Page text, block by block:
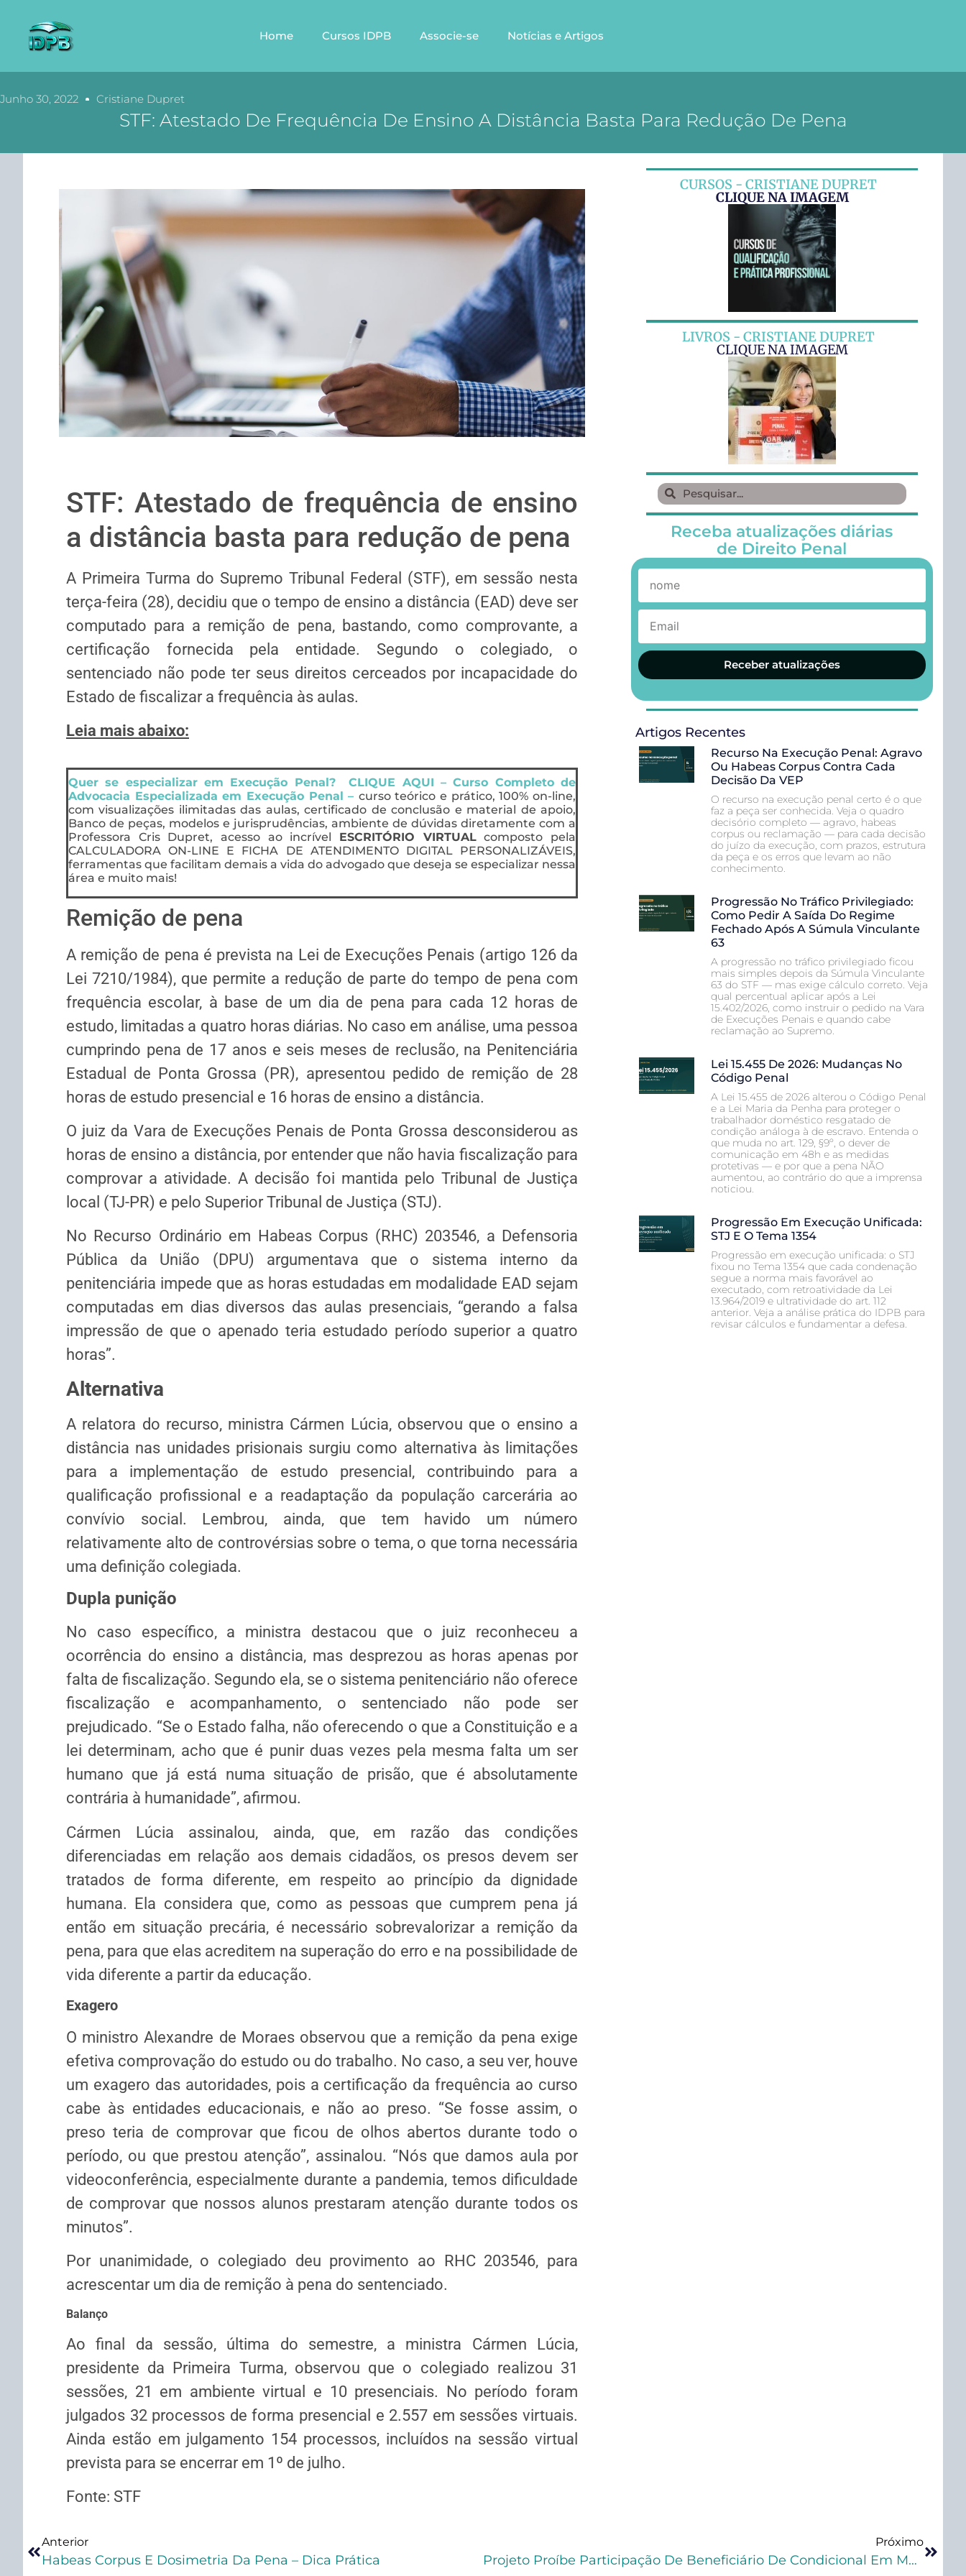
Home Cursos IDPB Associe-se Notícias e Artigos
Junho 30, 2022 Cristiane Dupret
STF: Atestado De Frequência De Ensino A Distância Basta Para Redução De Pena
STF: Atestado de frequência de ensino
a distância basta para redução de pena
A Primeira Turma do Supremo Tribunal Federal (STF), em sessão nesta
terça-feira (28), decidiu que o tempo de ensino a distância (EAD) deve ser
computado para a remição de pena, bastando, como comprovante, a
certificação fornecida pela entidade. Segundo o colegiado, o
sentenciado não pode ter seus direitos cerceados por incapacidade do
Estado de fiscalizar a frequência às aulas.
Leia mais abaixo:
Quer se especializar em Execução Penal? CLIQUE AQUI – Curso Completo de
Advocacia Especializada em Execução Penal – curso teórico e prático, 100% on-line,
com visualizações ilimitadas das aulas, certificado de conclusão e material de apoio,
Banco de peças, modelos e jurisprudências, ambiente de dúvidas diretamente com a
Professora Cris Dupret, acesso ao incrível ESCRITÓRIO VIRTUALcomposto pela
CALCULADORA ON-LINE E FICHA DE ATENDIMENTO DIGITAL PERSONALIZÁVEIS,
ferramentas que facilitam demais a vida do advogado que deseja se especializar nessa
área e muito mais!
Remição de pena
A remição de pena é prevista na Lei de Execuções Penais (artigo 126 da
Lei 7210/1984), que permite a redução de parte do tempo de pena com
frequência escolar, à base de um dia de pena para cada 12 horas de
estudo, limitadas a quatro horas diárias. No caso em análise, uma pessoa
cumprindo pena de 17 anos e seis meses de reclusão, na Penitenciária
Estadual de Ponta Grossa (PR), apresentou pedido de remição de 28
horas de estudo presencial e 16 horas de ensino a distância.
O juiz da Vara de Execuções Penais de Ponta Grossa desconsiderou as
horas de ensino a distância, por entender que não havia fiscalização para
comprovar a atividade. A decisão foi mantida pelo Tribunal de Justiça
local (TJ-PR) e pelo Superior Tribunal de Justiça (STJ).
No Recurso Ordinário em Habeas Corpus (RHC) 203546, a Defensoria
Pública da União (DPU) argumentava que o sistema interno da
penitenciária impede que as horas estudadas em modalidade EAD sejam
computadas em dias diversos das aulas presenciais, “gerando a falsa
impressão de que o apenado teria estudado período superior a quatro
horas”.
Alternativa
A relatora do recurso, ministra Cármen Lúcia, observou que o ensino a
distância nas unidades prisionais surgiu como alternativa às limitações
para a implementação de estudo presencial, contribuindo para a
qualificação profissional e a readaptação da população carcerária ao
convívio social. Lembrou, ainda, que tem havido um número
relativamente alto de controvérsias sobre o tema, o que torna necessária
uma definição colegiada.
Dupla punição
No caso específico, a ministra destacou que o juiz reconheceu a
ocorrência do ensino a distância, mas desprezou as horas apenas por
falta de fiscalização. Segundo ela, se o sistema penitenciário não oferece
fiscalização e acompanhamento, o sentenciado não pode ser
prejudicado. “Se o Estado falha, não oferecendo o que a Constituição e a
lei determinam, acho que é punir duas vezes pela mesma falta um ser
humano que já está numa situação de prisão, que é absolutamente
contrária à humanidade”, afirmou.
Cármen Lúcia assinalou, ainda, que, em razão das condições
diferenciadas em relação aos demais cidadãos, os presos devem ser
tratados de forma diferente, em respeito ao princípio da dignidade
humana. Ela considera que, como as pessoas que cumprem pena já
então em situação precária, é necessário sobrevalorizar a remição da
pena, para que elas acreditem na superação do erro e na possibilidade de
vida diferente a partir da educação.
Exagero
O ministro Alexandre de Moraes observou que a remição da pena exige
efetiva comprovação do estudo ou do trabalho. No caso, a seu ver, houve
um exagero das autoridades, pois a certificação da frequência ao curso
cabe às entidades educacionais, e não ao preso. “Se fosse assim, o
preso teria de comprovar que ficou de olhos abertos durante todo o
período, ou que prestou atenção”, assinalou. “Nós que damos aula por
videoconferência, especialmente durante a pandemia, temos dificuldade
de comprovar que nossos alunos prestaram atenção durante todos os
minutos”.
Por unanimidade, o colegiado deu provimento ao RHC 203546, para
acrescentar um dia de remição à pena do sentenciado.
Balanço
Ao final da sessão, última do semestre, a ministra Cármen Lúcia,
presidente da Primeira Turma, observou que o colegiado realizou 31
sessões, 21 em ambiente virtual e 10 presenciais. No período foram
julgados 32 processos de forma presencial e 2.557 em sessões virtuais.
Ainda estão em julgamento 154 processos, incluídos na sessão virtual
prevista para se encerrar em 1º de julho.
Fonte: STF
CURSOS - CRISTIANE DUPRET
CLIQUE NA IMAGEM
LIVROS - CRISTIANE DUPRET
CLIQUE NA IMAGEM
Receba atualizações diárias
de Direito Penal
Receber atualizações
Artigos Recentes
Recurso Na Execução Penal: Agravo
Ou Habeas Corpus Contra Cada
Decisão Da VEP
O recurso na execução penal certo é o que
faz a peça ser conhecida. Veja o quadro
decisório completo — agravo, habeas
corpus ou reclamação — para cada decisão
do juízo da execução, com prazos, estrutura
da peça e os erros que levam ao não
conhecimento.
Progressão No Tráfico Privilegiado:
Como Pedir A Saída Do Regime
Fechado Após A Súmula Vinculante
63
A progressão no tráfico privilegiado ficou
mais simples depois da Súmula Vinculante
63 do STF — mas exige cálculo correto. Veja
qual percentual aplicar após a Lei
15.402/2026, como instruir o pedido na Vara
de Execuções Penais e quando cabe
reclamação ao Supremo.
Lei 15.455 De 2026: Mudanças No
Código Penal
A Lei 15.455 de 2026 alterou o Código Penal
e a Lei Maria da Penha para proteger o
trabalhador doméstico resgatado de
condição análoga à de escravo. Entenda o
que muda no art. 129, §9º, o dever de
comunicação em 48h e as medidas
protetivas — e por que a pena NÃO
aumentou, ao contrário do que a imprensa
noticiou.
Progressão Em Execução Unificada:
STJ E O Tema 1354
Progressão em execução unificada: o STJ
fixou no Tema 1354 que cada condenação
segue a norma mais favorável ao
executado, com retroatividade da Lei
13.964/2019 e ultratividade do art. 112
anterior. Veja a análise prática do IDPB para
revisar cálculos e fundamentar a defesa.
Anterior
Habeas Corpus E Dosimetria Da Pena – Dica Prática
Próximo
Projeto Proíbe Participação De Beneficiário De Condicional Em Manifestações Públicas